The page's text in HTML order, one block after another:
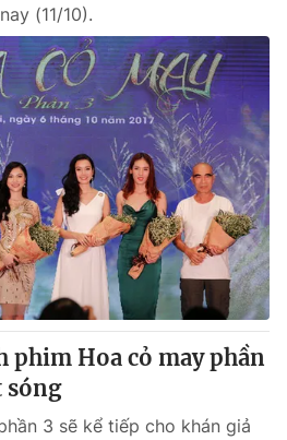
thức nếu không có sự chấp
(11/10).
phim Hoa cỏ may phần
sóng
3 sẽ kể tiếp cho khán giả